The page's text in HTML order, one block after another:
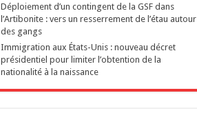
Déploiement d’un contingent de la GSF dans
l’Artibonite : vers un resserrement de l’étau autour
des gangs
Immigration aux États-Unis : nouveau décret
présidentiel pour limiter l’obtention de la
nationalité à la naissance